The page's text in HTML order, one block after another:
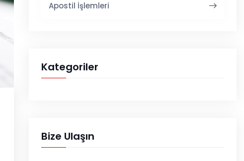
Apostil İşlemleri
Kategoriler
Bize Ulaşın